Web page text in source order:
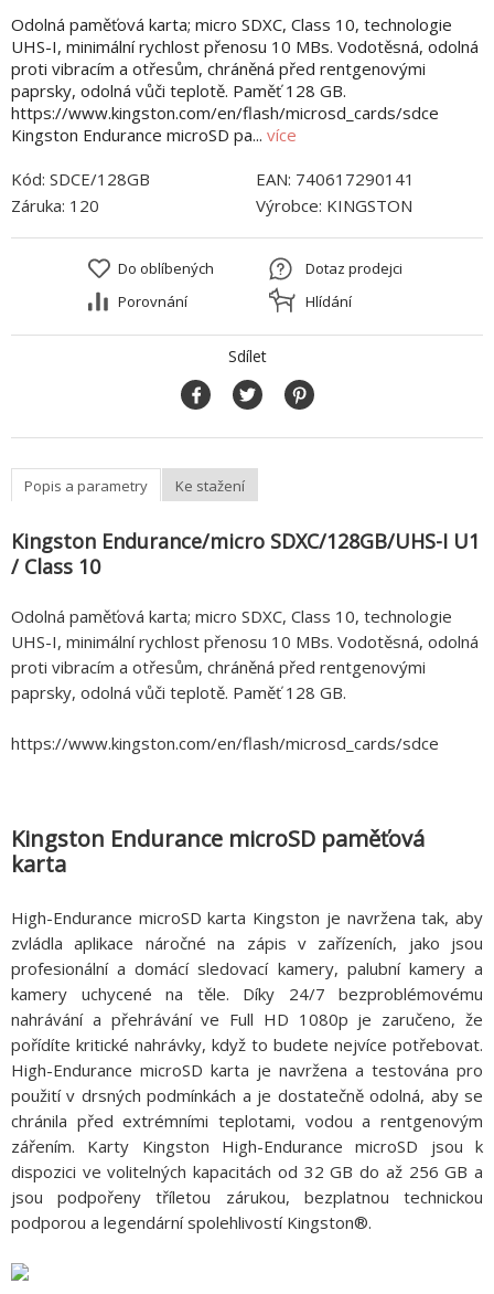
Odolná paměťová karta; micro SDXC, Class 10, technologie
UHS-I, minimální rychlost přenosu 10 MBs. Vodotěsná, odolná
proti vibracím a otřesům, chráněná před rentgenovými
paprsky, odolná vůči teplotě. Paměť 128 GB.
https://www.kingston.com/en/flash/microsd_cards/sdce
Kingston Endurance microSD pa... více
Kód: SDCE/128GB EAN: 740617290141
Záruka: 120 Výrobce: KINGSTON
Do oblíbených
Porovnání
Dotaz prodejci
Hlídání
Sdílet
Popis a parametry Ke stažení
Kingston Endurance/micro SDXC/128GB/UHS-I U1
/ Class 10
Odolná paměťová karta; micro SDXC, Class 10, technologie
UHS-I, minimální rychlost přenosu 10 MBs. Vodotěsná, odolná
proti vibracím a otřesům, chráněná před rentgenovými
paprsky, odolná vůči teplotě. Paměť 128 GB.
https://www.kingston.com/en/flash/microsd_cards/sdce
Kingston Endurance microSD paměťová
karta
High-Endurance microSD karta Kingston je navržena tak, aby
zvládla aplikace náročné na zápis v zařízeních, jako jsou
profesionální a domácí sledovací kamery, palubní kamery a
kamery uchycené na těle. Díky 24/7 bezproblémovému
nahrávání a přehrávání ve Full HD 1080p je zaručeno, že
pořídíte kritické nahrávky, když to budete nejvíce potřebovat.
High-Endurance microSD karta je navržena a testována pro
použití v drsných podmínkách a je dostatečně odolná, aby se
chránila před extrémními teplotami, vodou a rentgenovým
zářením. Karty Kingston High-Endurance microSD jsou k
dispozici ve volitelných kapacitách od 32 GB do až 256 GB a
jsou podpořeny tříletou zárukou, bezplatnou technickou
podporou a legendární spolehlivostí Kingston®.